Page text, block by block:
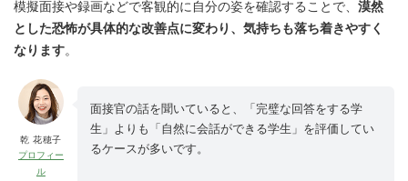
模擬面接や録画などで客観的に自分の姿を確認することで、 漠然
とした恐怖が具体的な改善点に変わり、気持ちも落ち着きやすく
なります。
乾 花穂子
プロフィー
ル
面接官の話を聞いていると、「完璧な回答をする学
生」よりも「自然に会話ができる学生」を評価してい
るケースが多いです。